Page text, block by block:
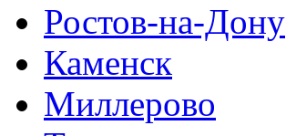
Ростов-на-Дону
Каменск
Миллерово